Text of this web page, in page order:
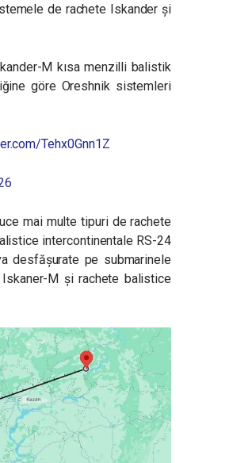
de rachete Iskander și
M kısa menzilli balistik
göre Oreshnik sistemleri
Tehx0Gnn1Z
mai multe tipuri de rachete
intercontinentale RS-24
desfășurate pe submarinele
M și rachete balistice